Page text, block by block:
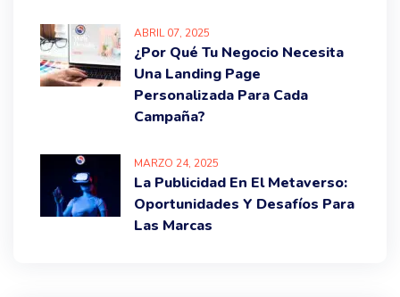
ABRIL07, 2025
¿Por Qué Tu Negocio Necesita
Una Landing Page
Personalizada Para Cada
Campaña?
MARZO 24, 2025
La Publicidad En El Metaverso:
Oportunidades Y Desafíos Para
Las Marcas